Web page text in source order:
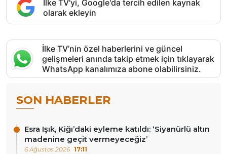
İlke TV'yi, Google'da tercih edilen kaynak
olarak ekleyin
İlke TV’nin özel haberlerini ve güncel
gelişmeleri anında takip etmek için tıklayarak
WhatsApp kanalımıza abone olabilirsiniz.
SON HABERLER
Esra Işık, Kiğı’daki eyleme katıldı: ‘Siyanürlü altın
madenine geçit vermeyeceğiz’
6 Ağustos 2026 17:11